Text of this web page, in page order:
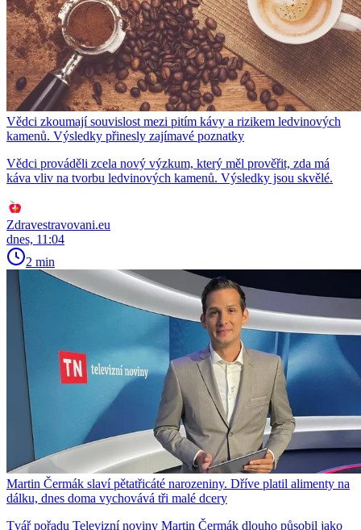
Vědci zkoumají souvislost mezi pitím kávy a rizikem ledvinových
kamenů. Výsledky přinesly zajímavé poznatky
Vědci prováděli zcela nový výzkum, který měl prověřit, zda má
káva vliv na tvorbu ledvinových kamenů. Výsledky jsou skvělé.
Zdravestravovani.eu
dnes, 11:04
2 min
Martin Čermák slaví pětatřicáté narozeniny. Dříve platil alimenty na
dálku, dnes doma vychovává tři malé dcery
Tvář pořadu Televizní noviny Martin Čermák dlouho působil jako